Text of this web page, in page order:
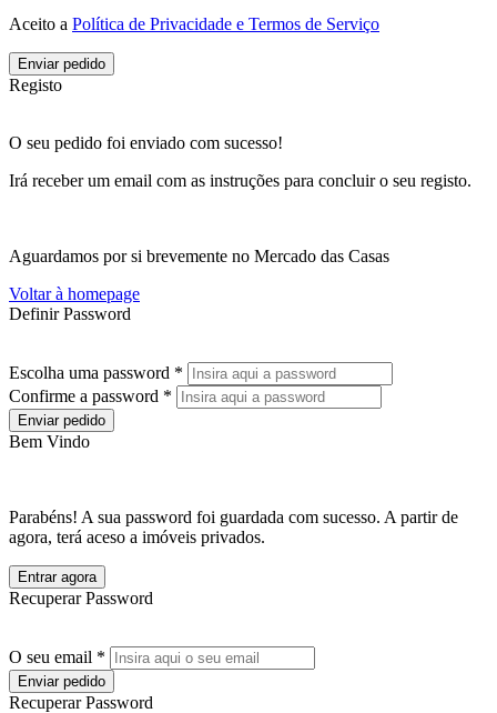
Aceito a Política de Privacidade e Termos de Serviço
Enviar pedido
Registo
O seu pedido foi enviado com sucesso!
Irá receber um email com as instruções para concluir o seu registo.
Aguardamos por si brevemente no Mercado das Casas
Voltar à homepage
Definir Password
Escolha uma password *
Confirme a password *
Enviar pedido
Bem Vindo
Parabéns! A sua password foi guardada com sucesso. A partir de
agora, terá aceso a imóveis privados.
Entrar agora
Recuperar Password
O seu email *
Enviar pedido
Recuperar Password